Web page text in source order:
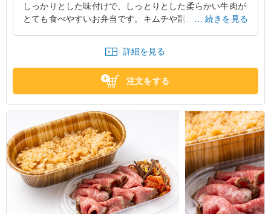
しっかりとした味付けで、しっとりとした柔らかい牛肉が
とても食べやすいお弁当です。キムチや副菜とのバランス
東京都品川区東品川2025/10/23
続きを見る
詳細を見る
注文をする